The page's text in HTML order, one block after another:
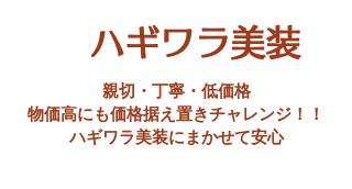
ハギワラ美装
親切・丁寧・低価格
​物価高にも価格据え置きチャレンジ！！
ハギワラ美装にまかせて安心